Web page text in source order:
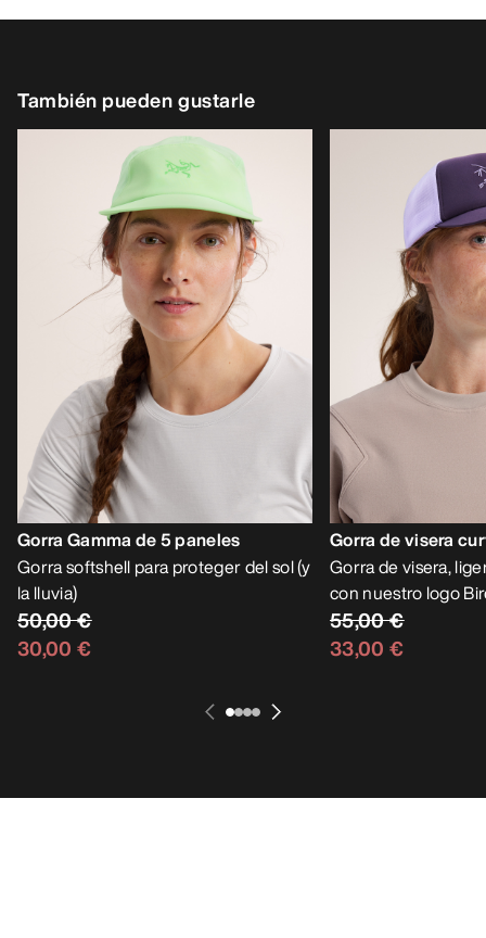
También pueden gustarle
Gorra Gamma de 5 paneles
Gorra softshell para proteger del sol (y
la lluvia)
50,00 €
30,00 €
Gorra de visera
Gorra de visera,
con nuestro logo
55,00 €
33,00 €